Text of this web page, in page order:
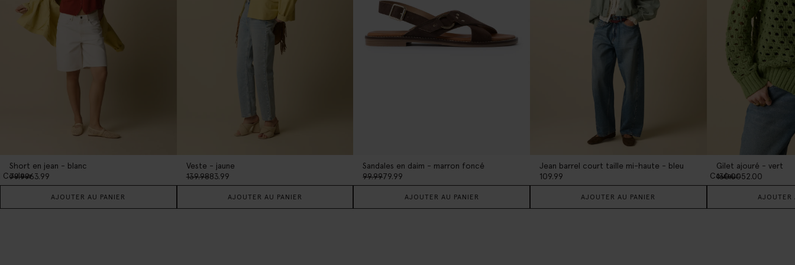
Short en jean - blanc
79.9963.99
Couleur
AJOUTER AU PANIER
Veste - jaune
139.9883.99
AJOUTER AU PANIER
Sandales en daim - marron foncé
99.9979.99
AJOUTER AU PANIER
Jean barrel court taille mi-haute - bleu
109.99
AJOUTER AU PANIER
Gilet ajouré - vert
130.0052.00
Couleur
AJOUTER